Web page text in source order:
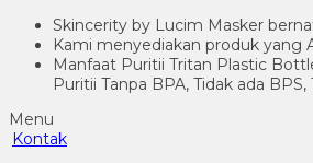
Skincerity by Lucim Masker
Kami menyediakan produk yang
Manfaat Puritii Tritan Plastic
Puritii Tanpa BPA, Tidak ada
Menu
Kontak